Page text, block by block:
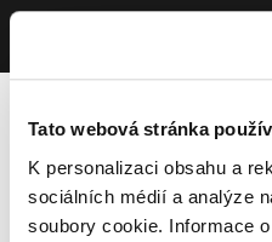
Tato webová stránka
K personalizaci obsahu a
sociálních médií a analýze
soubory cookie. Informace